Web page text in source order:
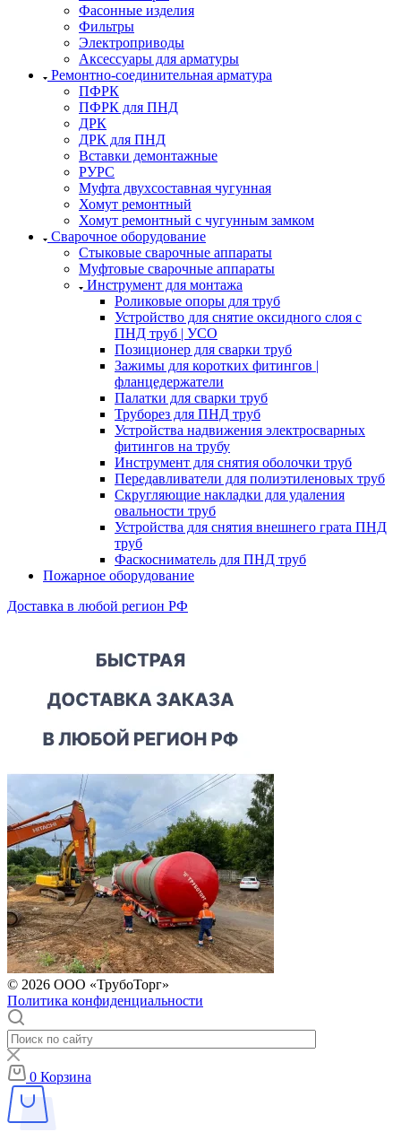
Фасонные изделия
Фильтры
Электроприводы
Аксессуары для арматуры
Ремонтно-соединительная арматура
ПФРК
ПФРК для ПНД
ДРК
ДРК для ПНД
Вставки демонтажные
РУРС
Муфта двухсоставная чугунная
Хомут ремонтный
Хомут ремонтный с чугунным замком
Сварочное оборудование
Стыковые сварочные аппараты
Муфтовые сварочные аппараты
Инструмент для монтажа
Роликовые опоры для труб
Устройство для снятие оксидного слоя с
ПНД труб | УСО
Позиционер для сварки труб
Зажимы для коротких фитингов |
фланцедержатели
Палатки для сварки труб
Труборез для ПНД труб
Устройства надвижения электросварных
фитингов на трубу
Инструмент для снятия оболочки труб
Передавливатели для полиэтиленовых труб
Скругляющие накладки для удаления
овальности труб
Устройства для снятия внешнего грата ПНД
труб
Фаскосниматель для ПНД труб
Пожарное оборудование
Доставка в любой регион РФ
© 2026 ООО «ТрубоТорг»
Политика конфиденциальности
0 Корзина